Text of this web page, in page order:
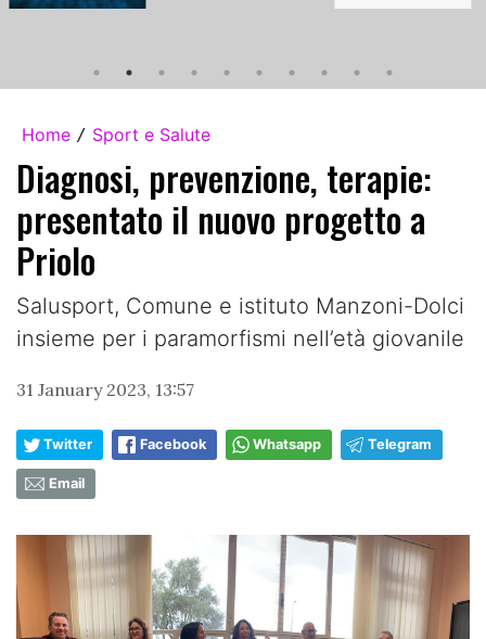
Home / Sport e Salute
Diagnosi, prevenzione, terapie:
presentato il nuovo progetto a
Priolo
Salusport, Comune e istituto Manzoni-Dolci
insieme per i paramorfismi nell’età giovanile
31 January 2023, 13:57
Twitter Facebook Whatsapp Telegram
Email